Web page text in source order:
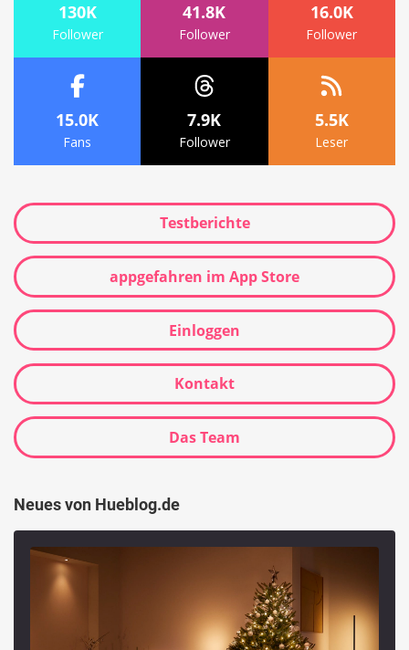
130K
Follower
41.8K
Follower
16.0K
Follower
15.0K
Fans
7.9K
Follower
5.5K
Leser
Testberichte
appgefahren im App Store
Einloggen
Kontakt
Das Team
Neues von Hueblog.de